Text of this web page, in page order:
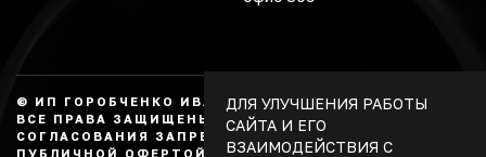
© ИП ГОРОБЧЕНКО ИВАН АЛЕКСАНДРОВИЧ, 2026.
ВСЕ ПРАВА ЗАЩИЩЕНЫ, КОПИРОВАНИЕ БЕЗ
СОГЛАСОВАНИЯ ЗАПРЕЩЕНО. НЕ ЯВЛЯЕТСЯ
ПУБЛИЧНОЙ ОФЕРТОЙ.
ДЛЯ УЛУЧШЕНИЯ РАБОТЫ
САЙТА И ЕГО
ВЗАИМОДЕЙСТВИЯ С